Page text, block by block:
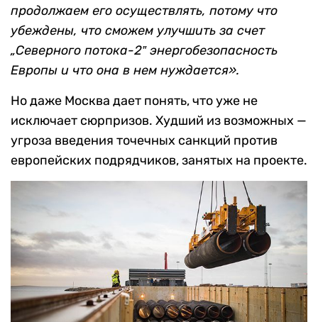
продолжаем его осуществлять, потому что
убеждены, что сможем улучшить за счет
„Северного потока-2‟ энергобезопасность
Европы и что она в нем нуждается».
Но даже Москва дает понять, что уже не
исключает сюрпризов. Худший из возможных —
угроза введения точечных санкций против
европейских подрядчиков, занятых на проекте.